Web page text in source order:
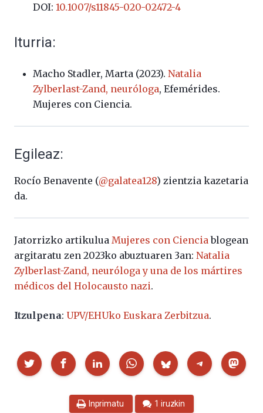
DOI: 10.1007/s11845-020-02472-4
Iturria:
Macho Stadler, Marta (2023). Natalia
Zylberlast-Zand, neuróloga, Efemérides.
Mujeres con Ciencia.
Egileaz:
Rocío Benavente (@galatea128) zientzia kazetaria
da.
Jatorrizko artikulua Mujeres con Ciencia blogean
argitaratu zen 2023ko abuztuaren 3an: Natalia
Zylberlast-Zand, neuróloga y una de los mártires
médicos del Holocausto nazi.
Itzulpena: UPV/EHUko Euskara Zerbitzua.
Partekatu
Inprimatu 1 iruzkin